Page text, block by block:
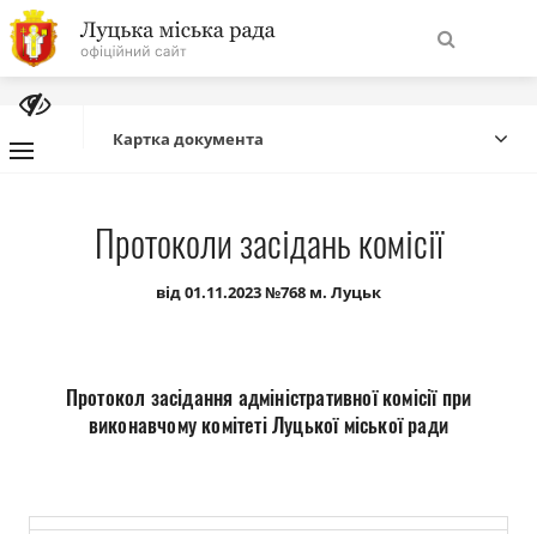
На
головну
сайту
Про місто
Міська влада
Бюджет
Картка документа
Протоколи засідань комісії
від 01.11.2023 №768 м. Луцьк
Протокол засідання адміністративної комісії при
виконавчому комітеті Луцької міської ради